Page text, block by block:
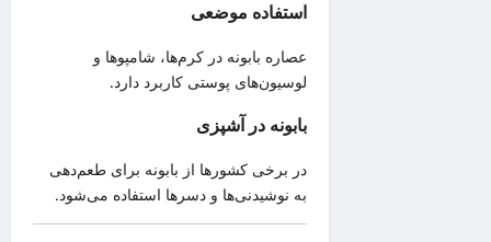
استفاده موضعی
عصاره بابونه در کرم‌ها، شامپوها و
لوسیون‌های پوستی کاربرد دارد.
بابونه در آشپزی
در برخی کشورها از بابونه برای طعم‌دهی
به نوشیدنی‌ها و دسرها استفاده می‌شود.